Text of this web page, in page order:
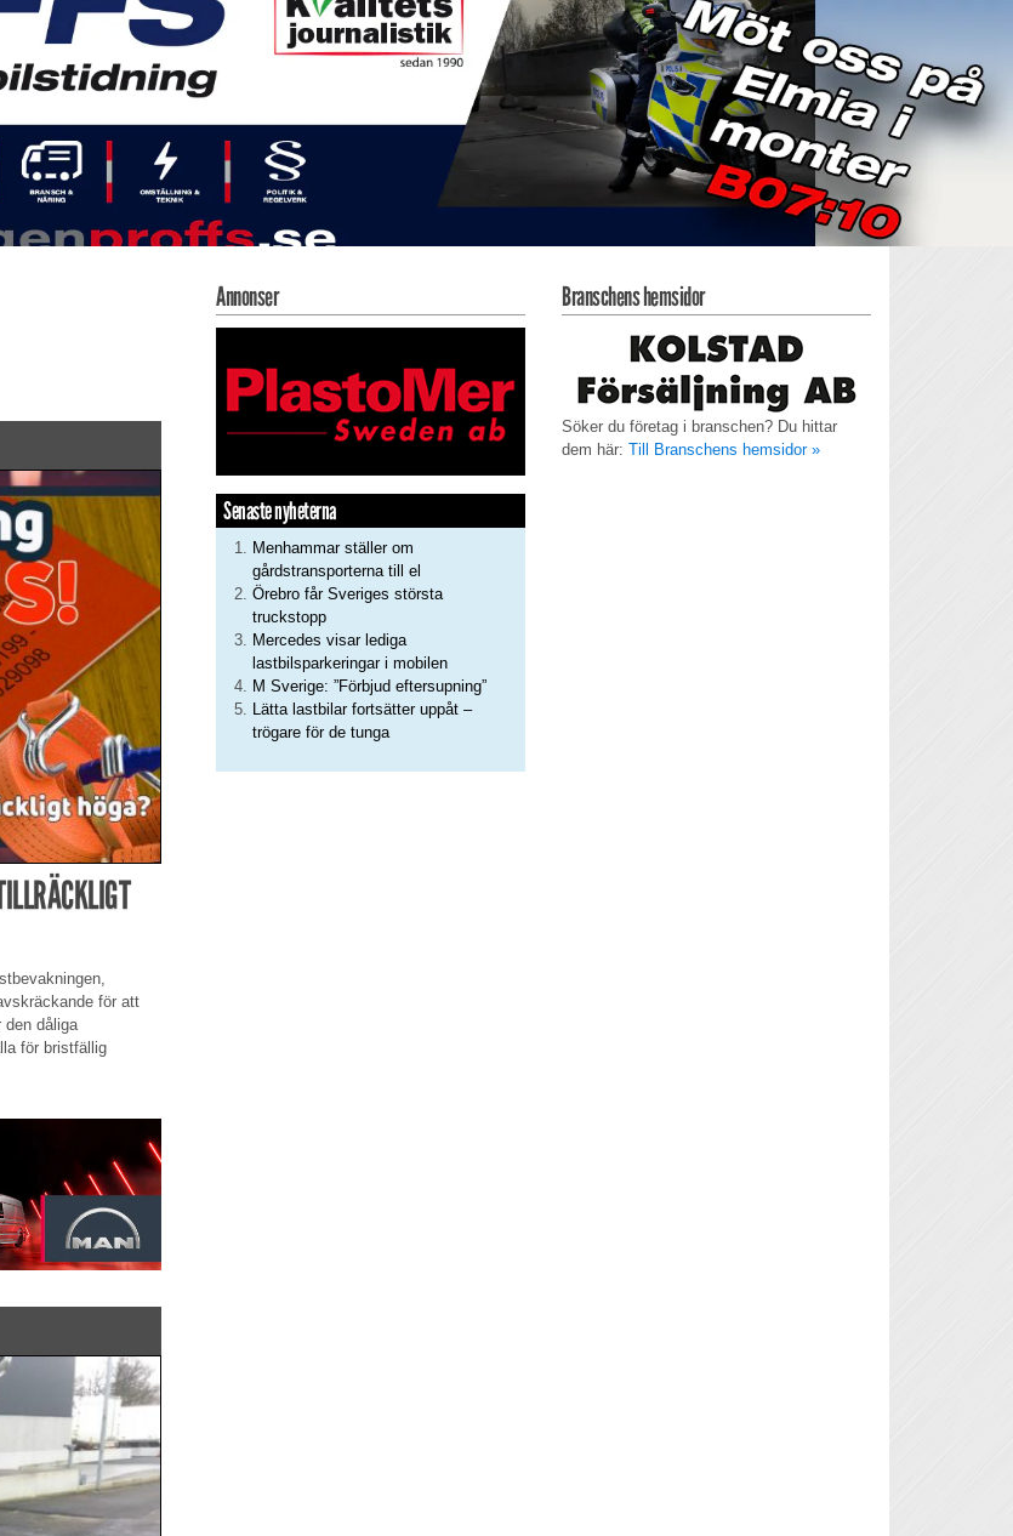
för att
den dåliga
för bristfällig
Annonser
Senaste nyheterna
Menhammar ställer om
gårdstransporterna till el
Örebro får Sveriges största
truckstopp
Mercedes visar lediga
lastbilsparkeringar i mobilen
M Sverige: ”Förbjud eftersupning”
Lätta lastbilar fortsätter uppåt –
trögare för de tunga
Branschens hemsidor
Söker du företag i branschen? Du hittar
dem här: Till Branschens hemsidor »